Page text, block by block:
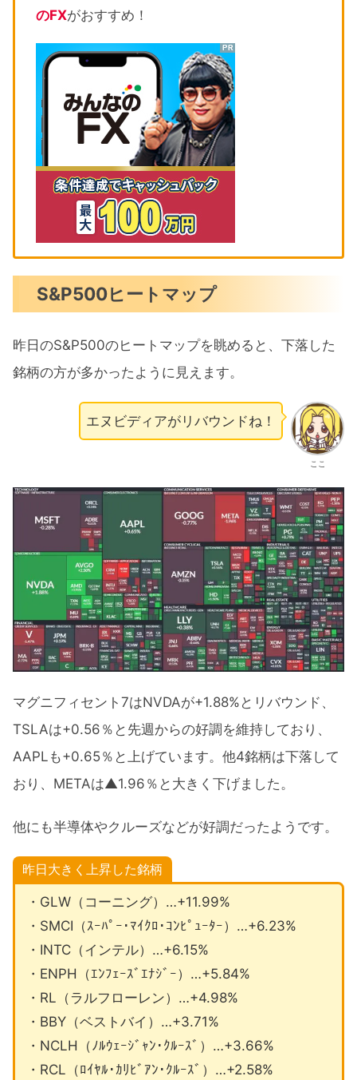
のFXがおすすめ！
S&P500ヒートマップ
昨日のS&P500のヒートマップを眺めると、下落した
銘柄の方が多かったように見えます。
ここ
エヌビディアがリバウンドね！
マグニフィセント7はNVDAが+1.88%とリバウンド、
TSLAは+0.56％と先週からの好調を維持しており、
AAPLも+0.65％と上げています。他4銘柄は下落して
おり、METAは▲1.96％と大きく下げました。
他にも半導体やクルーズなどが好調だったようです。
昨日大きく上昇した銘柄
・GLW（コーニング）…+11.99%
・SMCI（ｽｰﾊﾟｰ･ﾏｲｸﾛ･ｺﾝﾋﾟｭｰﾀｰ）…+6.23%
・INTC（インテル）…+6.15%
・ENPH（ｴﾝﾌｪｰｽﾞｴﾅｼﾞｰ）…+5.84%
・RL（ラルフローレン）…+4.98%
・BBY（ベストバイ）…+3.71%
・NCLH（ﾉﾙｳｪｰｼﾞｬﾝ･ｸﾙｰｽﾞ）…+3.66%
・RCL（ﾛｲﾔﾙ･ｶﾘﾋﾞｱﾝ･ｸﾙｰｽﾞ）…+2.58%